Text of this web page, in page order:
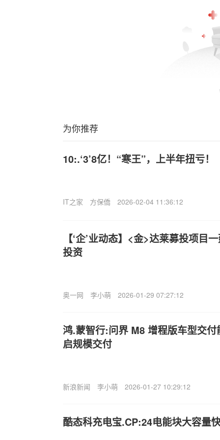
为你推荐
10:.‘3’8亿！“寒王”，上半年扭亏！
IT之家 方保僑 2026-02-04 11:36:12
【‘企’业动态】<金>达莱募投项目
投资
奥一网 李小萌 2026-01-29 07:27:12
鸿.蒙智行:问界 M8 增程版车型交
启规模交付
新浪新闻 李小萌 2026-01-27 10:29:12
酷态科充电宝.CP:24电能块大容量